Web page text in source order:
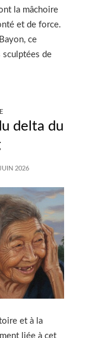
la mâchoire
et de force.
ce
sculptées de
delta du
JUIN 2026
et à la
liée à cet